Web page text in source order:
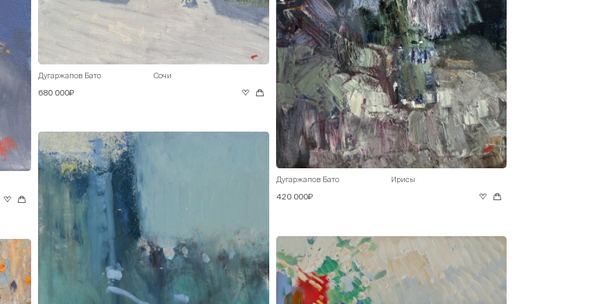
Дугаржапов Бато Сочи
680 000₽
Дугаржапов Бато Ирисы
420 000₽